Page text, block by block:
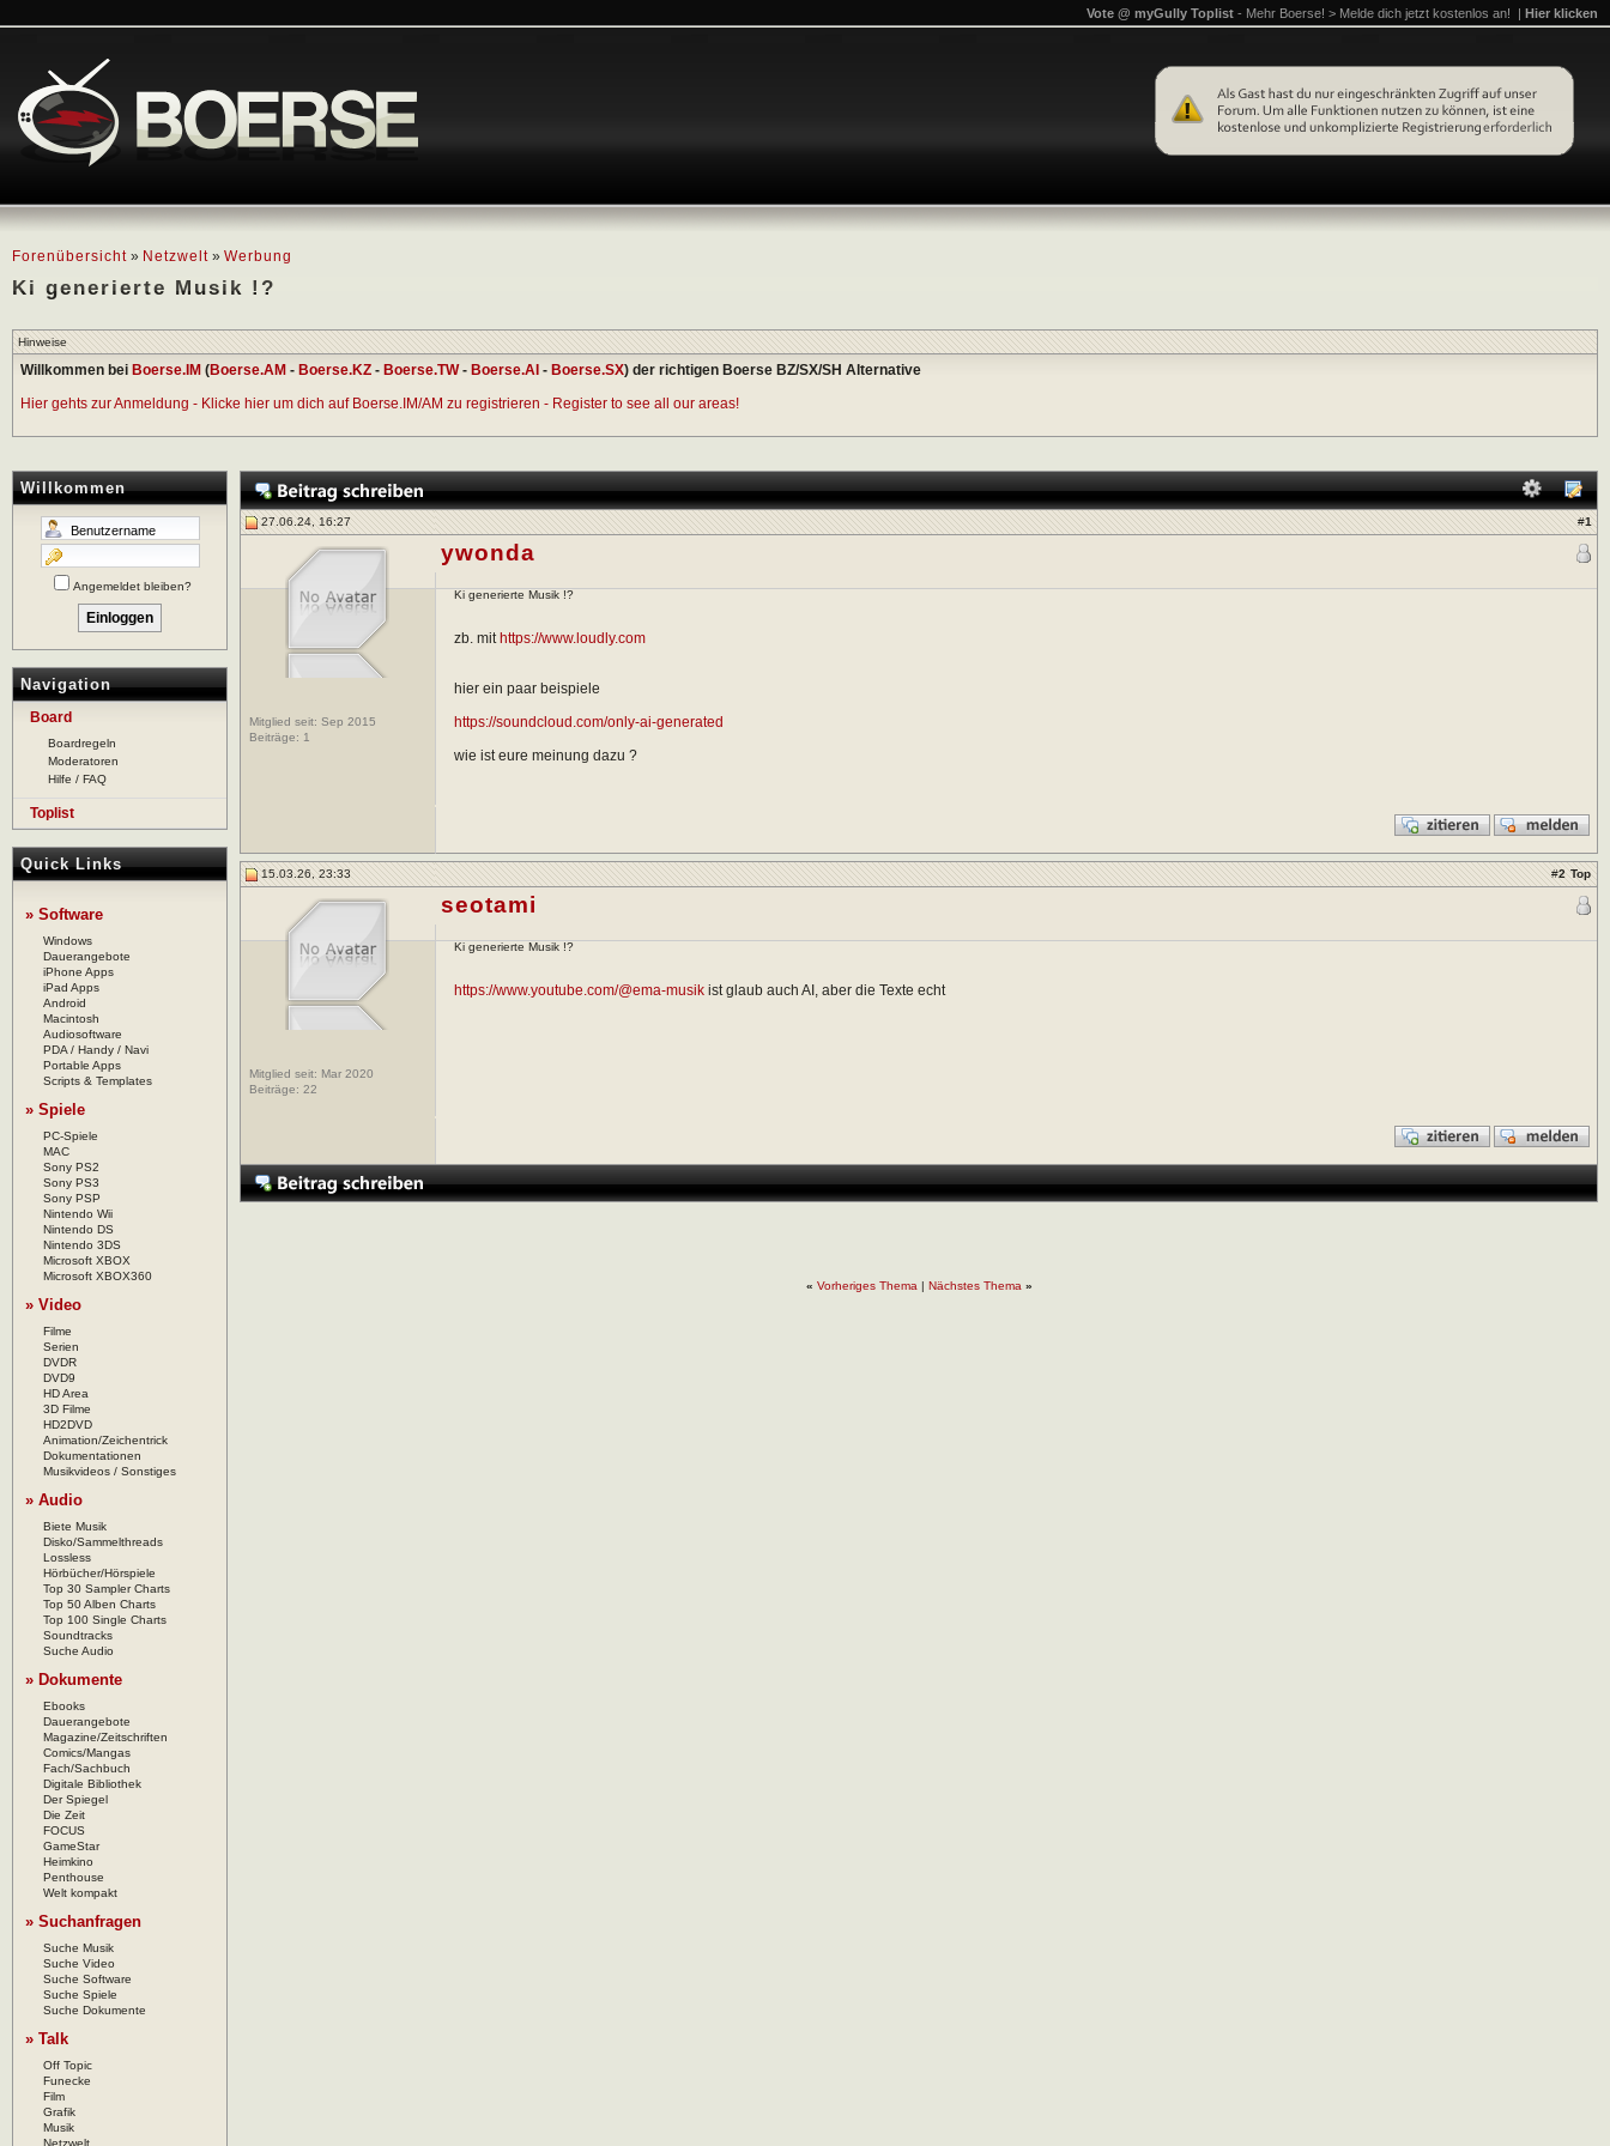
Forenübersicht » Netzwelt » Werbung
Ki generierte Musik !?
Vote @ myGully Toplist - Mehr Boerse! > Melde dich jetzt kostenlos an! | Hier klicken
Hinweise
Willkommen bei Boerse.IM (Boerse.AM - Boerse.KZ - Boerse.TW- Boerse.AI - Boerse.SX) der richtigen Boerse BZ/SX/SH Alternative
Hier gehts zur Anmeldung - Klicke hier um dich auf Boerse.IM/AM zu registrieren - Register to see all our areas!
Willkommen
Angemeldet bleiben?
Navigation
Board
Boardregeln
Moderatoren
Hilfe / FAQ
Toplist
Quick Links
» Software
Windows
Dauerangebote
iPhone Apps
iPad Apps
Android
Macintosh
Audiosoftware
PDA / Handy / Navi
Portable Apps
Scripts & Templates
» Spiele
PC-Spiele
MAC
Sony PS2
Sony PS3
Sony PSP
Nintendo Wii
Nintendo DS
Nintendo 3DS
Microsoft XBOX
Microsoft XBOX360
» Video
Filme
Serien
DVDR
DVD9
HD Area
3D Filme
HD2DVD
Animation/Zeichentrick
Dokumentationen
Musikvideos / Sonstiges
» Audio
Biete Musik
Disko/Sammelthreads
Lossless
Hörbücher/Hörspiele
Top 30 Sampler Charts
Top 50 Alben Charts
Top 100 Single Charts
Soundtracks
Suche Audio
» Dokumente
Ebooks
Dauerangebote
Magazine/Zeitschriften
Comics/Mangas
Fach/Sachbuch
Digitale Bibliothek
Der Spiegel
Die Zeit
FOCUS
GameStar
Heimkino
Penthouse
Welt kompakt
» Suchanfragen
Suche Musik
Suche Video
Suche Software
Suche Spiele
Suche Dokumente
» Talk
Off Topic
Funecke
Film
Grafik
Musik
27.06.24, 16:27 #1
Mitglied seit: Sep 2015
Beiträge: 1
ywonda
Ki generierte Musik !?
zb. mit https://www.loudly.com
hier ein paar beispiele
https://soundcloud.com/only-ai-generated
wie ist eure meinung dazu ?
15.03.26, 23:33 #2 Top
Mitglied seit: Mar 2020
Beiträge: 22
seotami
Ki generierte Musik !?
https://www.youtube.com/@ema-musik ist glaub auch AI, aber die Texte echt
« Vorheriges Thema| Nächstes Thema »